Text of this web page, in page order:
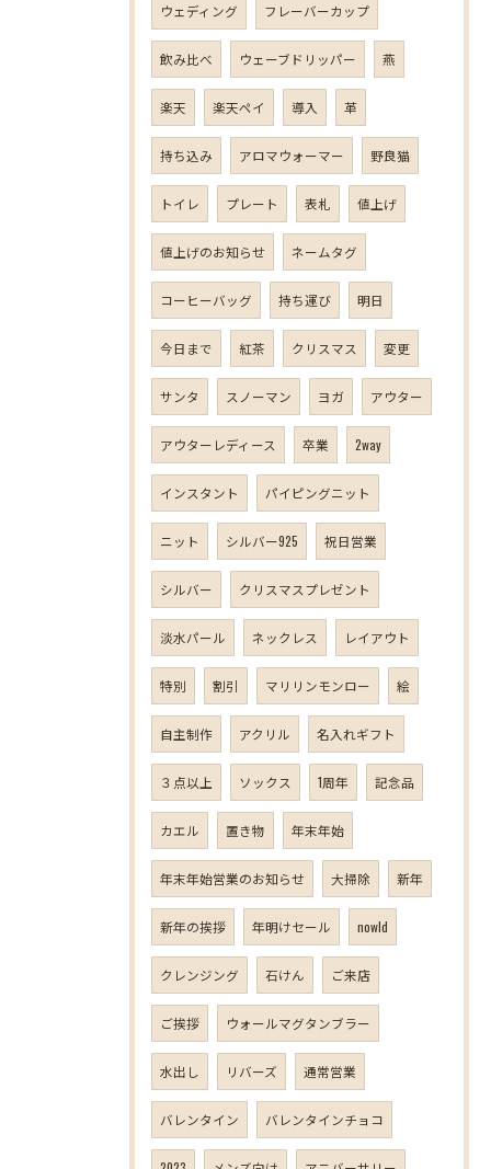
ウェディング フレーバーカップ
飲み比べ ウェーブドリッパー 燕
楽天 楽天ペイ 導入 革
持ち込み アロマウォーマー 野良猫
トイレ プレート 表札 値上げ
値上げのお知らせ ネームタグ
コーヒーバッグ 持ち運び 明日
今日まで 紅茶 クリスマス 変更
サンタ スノーマン ヨガ アウター
アウターレディース 卒業 2way
インスタント パイピングニット
ニット シルバー925 祝日営業
シルバー クリスマスプレゼント
淡水パール ネックレス レイアウト
特別 割引 マリリンモンロー 絵
自主制作 アクリル 名入れギフト
３点以上 ソックス 1周年 記念品
カエル 置き物 年末年始
年末年始営業のお知らせ 大掃除 新年
新年の挨拶 年明けセール nowld
クレンジング 石けん ご来店
ご挨拶 ウォールマグタンブラー
水出し リバーズ 通常営業
バレンタイン バレンタインチョコ